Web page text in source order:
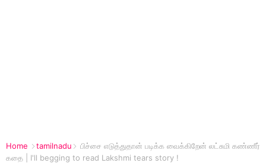
Home tamilnadu
பிச்சை எடுத்துதான் படிக்க வைக்கிறேன் லட்சுமி கண்ணீர்
கதை | I'll begging to read Lakshmi tears story !